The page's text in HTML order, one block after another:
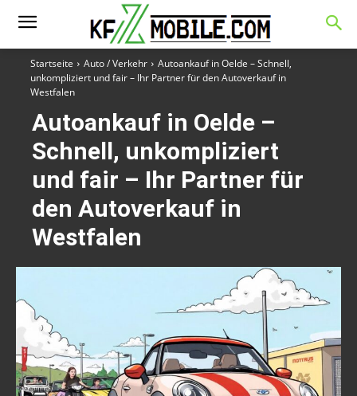
Startseite Auto / Verkehr
Autoankauf in Oelde – Schnell,
unkompliziert und fair – Ihr Partner für den Autoverkauf in
Westfalen
Autoankauf in Oelde –
Schnell, unkompliziert
und fair – Ihr Partner für
den Autoverkauf in
Westfalen